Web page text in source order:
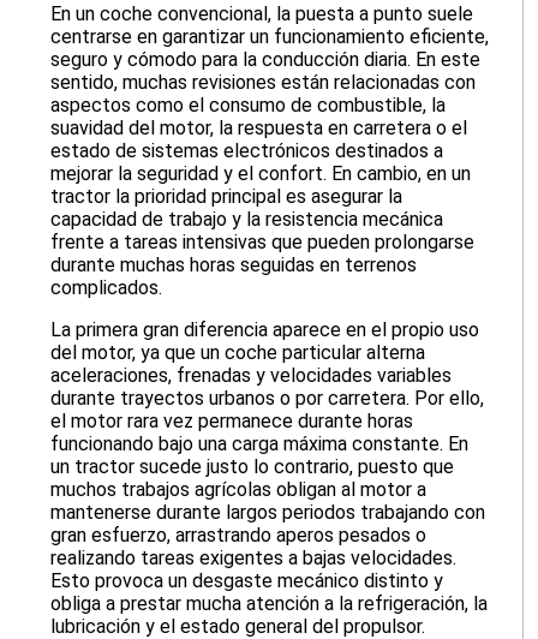
En un coche convencional, la puesta a punto suele
centrarse en garantizar un funcionamiento eficiente,
seguro y cómodo para la conducción diaria. En este
sentido, muchas revisiones están relacionadas con
aspectos como el consumo de combustible, la
suavidad del motor, la respuesta en carretera o el
estado de sistemas electrónicos destinados a
mejorar la seguridad y el confort. En cambio, en un
tractor la prioridad principal es asegurar la
capacidad de trabajo y la resistencia mecánica
frente a tareas intensivas que pueden prolongarse
durante muchas horas seguidas en terrenos
complicados.
La primera gran diferencia aparece en el propio uso
del motor, ya que un coche particular alterna
aceleraciones, frenadas y velocidades variables
durante trayectos urbanos o por carretera. Por ello,
el motor rara vez permanece durante horas
funcionando bajo una carga máxima constante. En
un tractor sucede justo lo contrario, puesto que
muchos trabajos agrícolas obligan al motor a
mantenerse durante largos periodos trabajando con
gran esfuerzo, arrastrando aperos pesados o
realizando tareas exigentes a bajas velocidades.
Esto provoca un desgaste mecánico distinto y
obliga a prestar mucha atención a la refrigeración, la
lubricación y el estado general del propulsor.